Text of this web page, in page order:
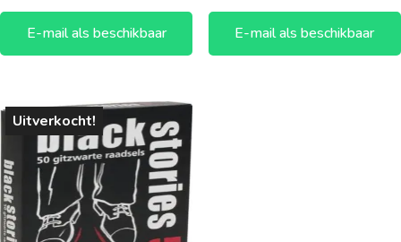
E-mail als beschikbaar E-mail als beschikbaar
Uitverkocht!